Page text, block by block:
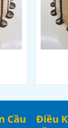
Cầu
Điều